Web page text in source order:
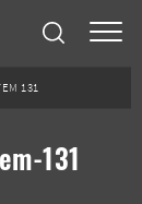
131
131